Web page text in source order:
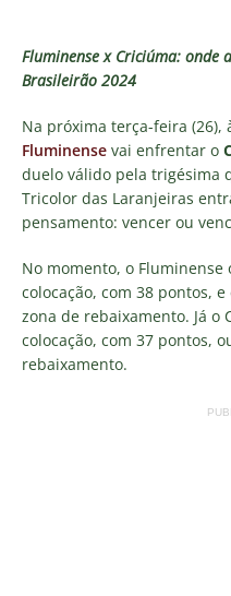
Fluminense x Criciúma: onde
Brasileirão 2024
Na próxima terça-feira (26),
Fluminense vai enfrentar o
duelo válido pela trigésima
Tricolor das Laranjeiras
pensamento: vencer ou
No momento, o
colocação, com 38 pontos,
zona de rebaixamento. Já o
colocação, com 37 pontos,
rebaixamento.